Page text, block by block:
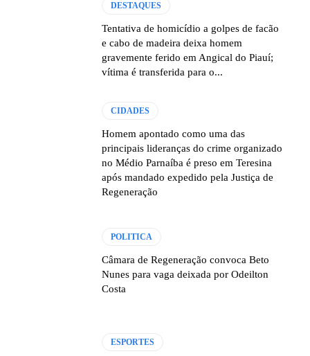
DESTAQUES
Tentativa de homicídio a golpes de facão
e cabo de madeira deixa homem
gravemente ferido em Angical do Piauí;
vítima é transferida para o...
CIDADES
Homem apontado como uma das
principais lideranças do crime organizado
no Médio Parnaíba é preso em Teresina
após mandado expedido pela Justiça de
Regeneração
POLITICA
Câmara de Regeneração convoca Beto
Nunes para vaga deixada por Odeilton
Costa
ESPORTES